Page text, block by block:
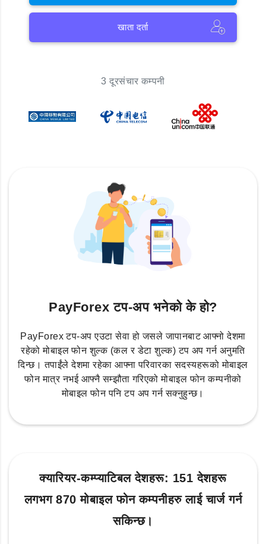
खाता दर्ता
3 दूरसंचार कम्पनी
PayForex टप-अप भनेको के हो?
PayForex टप-अप एउटा सेवा हो जसले जापानबाट आफ्नो देशमा
रहेको मोबाइल फोन शुल्क (कल र डेटा शुल्क) टप अप गर्न अनुमति
दिन्छ। तपाईंले देशमा रहेका आफ्ना परिवारका सदस्यहरूको मोबाइल
फोन मात्र नभई आफ्नै सम्झौता गरिएको मोबाइल फोन कम्पनीको
मोबाइल फोन पनि टप अप गर्न सक्नुहुन्छ।
क्यारियर-कम्प्याटिबल देशहरू: 151 देशहरू
लगभग 870 मोबाइल फोन कम्पनीहरु लाई चार्ज गर्न
सकिन्छ।